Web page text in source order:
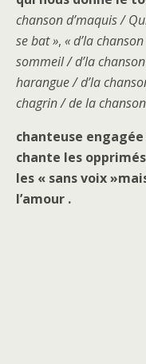
chanson d’maquis /
se bat », « d’la
sommeil / d’la
harangue / d’la
chagrin / de la
chanteuse
chante les
les « sans voix
l’amour .